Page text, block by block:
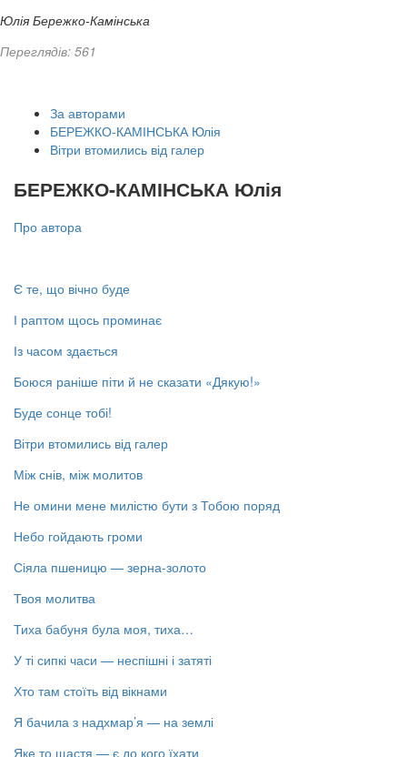
Юлія Бережко-Камінська
Переглядів: 561
За авторами
БЕРЕЖКО-КАМІНСЬКА Юлія
Вітри втомились від галер
БЕРЕЖКО-КАМІНСЬКА Юлія
Про автора
Є те, що вічно буде
І раптом щось проминає
Із часом здається
Боюся раніше піти й не сказати «Дякую!»
Буде сонце тобі!
Вітри втомились від галер
Між снів, між молитов
Не омини мене милістю бути з Тобою поряд
Небо гойдають громи
Сіяла пшеницю — зерна-золото
Твоя молитва
Тиха бабуня була моя, тиха…
У ті сипкі часи — неспішні і затяті
Хто там стоїть від вікнами
Я бачила з надхмар’я — на землі
Яке то щастя — є до кого їхати